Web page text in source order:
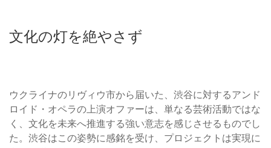
文化の灯を絶やさず
ウクライナのリヴィウ市から届いた、渋谷に対するアンド
ロイド・オペラの上演オファーは、単なる芸術活動ではな
く、文化を未来へ推進する強い意志を感じさせるものでし
た。渋谷はこの姿勢に感銘を受け、プロジェクトは実現に